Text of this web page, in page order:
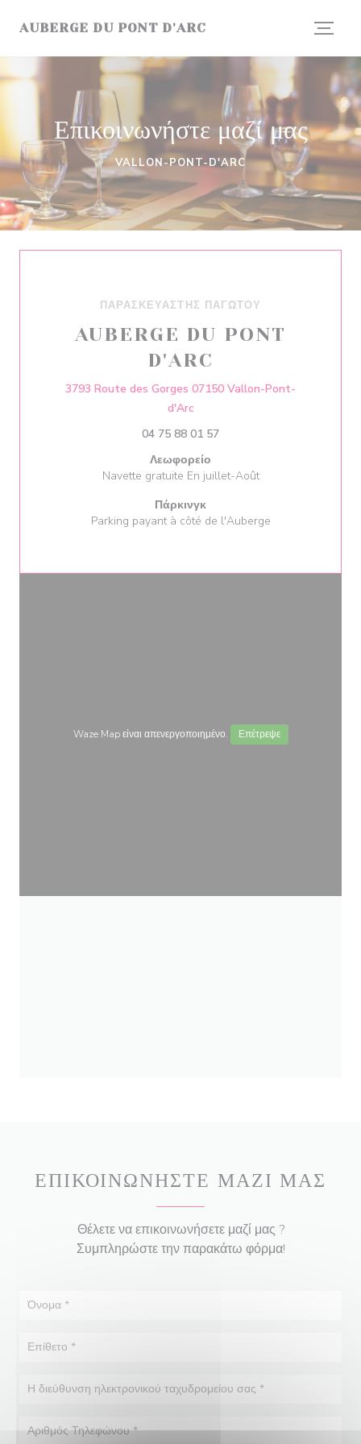
AUBERGE DU PONT D'ARC
Επικοινωνήστε μαζί μας
ΠΑΡΑΣΚΕΥΑΣΤΉΣ ΠΑΓΩΤΟΎ
AUBERGE DU PONT
D'ARC
3793 Route des Gorges 07150 Vallon-Pont-
d'Arc((ανοίγει σε νέο παράθυρο))
04 75 88 01 57
Λεωφορείο
Navette gratuite En juillet-Août
Πάρκινγκ
Parking payant à côté de l'Auberge
Waze Map είναι απενεργοποιημένο. Επέτρεψε
ΕΠΙΚΟΙΝΩΝΉΣΤΕ ΜΑΖΊ ΜΑΣ
Θέλετε να επικοινωνήσετε μαζί μας ?
Συμπληρώστε την παρακάτω φόρμα!